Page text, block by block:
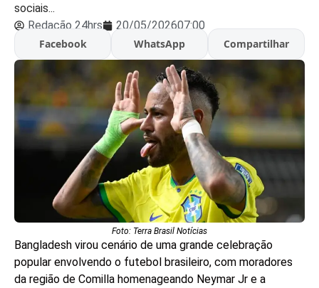
sociais...
Redação 24hrs
20/05/202607:00
Facebook
WhatsApp Compartilhar
Foto: Terra Brasil Notícias
Bangladesh virou cenário de uma grande celebração
popular envolvendo o futebol brasileiro, com moradores
da região de Comilla homenageando Neymar Jr e a